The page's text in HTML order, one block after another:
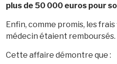
plus de 50 000 euros pour
Enfin, comme promis, les
médecin étaient remboursés.
Cette affaire démontre que :